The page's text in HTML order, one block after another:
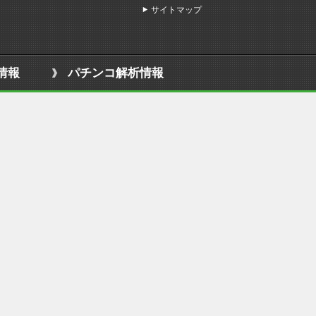
報 パチンコ解析情報
サイトマップ